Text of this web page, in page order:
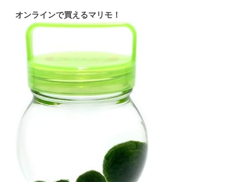
オンラインで買えるマリモ！